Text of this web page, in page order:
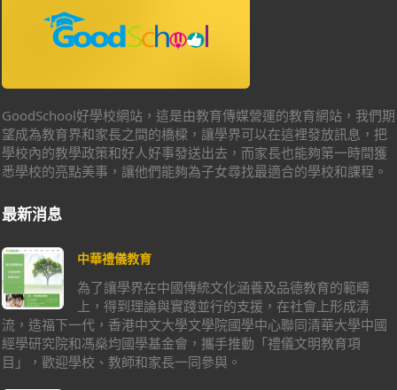
GoodSchool好學校網站，這是由教育傳媒營運的教育網站，我們期
望成為教育界和家長之間的橋樑，讓學界可以在這裡發放訊息，把
學校內的教學政策和好人好事發送出去，而家長也能夠第一時間獲
悉學校的亮點美事，讓他們能夠為子女尋找最適合的學校和課程。
最新消息
中華禮儀教育
為了讓學界在中國傳統文化涵養及品德教育的範疇
上，得到理論與實踐並行的支援，在社會上形成清
流，造福下一代，香港中文大學文學院國學中心聯同清華大學中國
經學研究院和馮燊均國學基金會，攜手推動「禮儀文明教育項
目」，歡迎學校、教師和家長一同參與。